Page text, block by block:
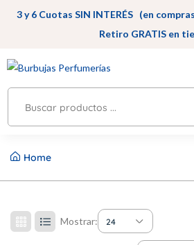
3 y 6 Cuotas SIN INTERÉS (en
Retiro GRATIS en
Home
Mostrar: 24